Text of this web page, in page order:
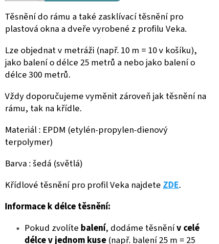
Těsnění do rámu a také zasklívací těsnění pro
plastová okna a dveře vyrobené z profilu Veka.
Lze objednat v metráži (např. 10 m = 10 v košíku),
jako balení o délce 25 metrů a nebo jako balení o
délce 300 metrů.
Vždy doporučujeme vyměnit zároveň jak těsnění na
rámu, tak na křídle.
Materiál : EPDM (etylén-propylen-dienový
terpolymer)
Barva : šedá (světlá)
Křídlové těsnění pro profil Veka najdeteZDE.
Informace k délce těsnění:
Pokud zvolíte balení, dodáme těsněnív celé
délce v jednom kuse (např. balení 25 m = 25